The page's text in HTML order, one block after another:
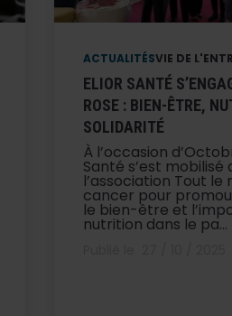
ACTUALITÉSVIE DE
ELIOR SANTÉ
ROSE : BIEN-ÊTRE,
SOLIDARITÉ
À l’occasion
Santé s’est mobilisé
l’association Tout
cancer pour
le bien-être et
nutrition dans le pa...